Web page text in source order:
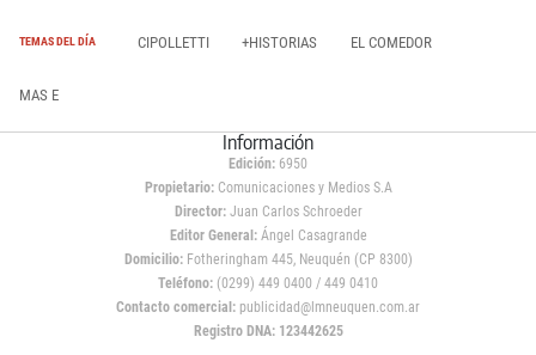
TEMAS DEL DÍA CIPOLLETTI +HISTORIAS EL COMEDOR
MAS E
Información
Edición: 6950
Propietario:Comunicaciones y Medios S.A
Director: Juan Carlos Schroeder
Editor General:Ángel Casagrande
Domicilio:Fotheringham 445, Neuquén (CP 8300)
Teléfono: (0299) 449 0400 / 449 0410
Contacto comercial: publicidad@lmneuquen.com.ar
Registro DNA: 123442625